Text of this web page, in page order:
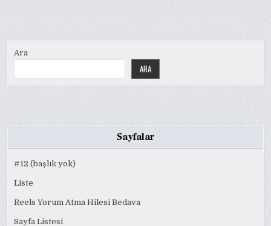
Ara
ARA
Sayfalar
#12 (başlık yok)
Liste
Reels Yorum Atma Hilesi Bedava
Sayfa Listesi